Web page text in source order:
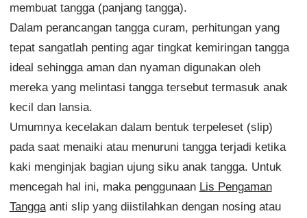
membuat tangga (panjang tangga).
Dalam perancangan tangga curam, perhitungan yang
tepat sangatlah penting agar tingkat kemiringan tangga
ideal sehingga aman dan nyaman digunakan oleh
mereka yang melintasi tangga tersebut termasuk anak
kecil dan lansia.
Umumnya kecelakan dalam bentuk terpeleset (slip)
pada saat menaiki atau menuruni tangga terjadi ketika
kaki menginjak bagian ujung siku anak tangga. Untuk
mencegah hal ini, maka penggunaan Lis Pengaman
Tanggaanti slip yang diistilahkan dengan nosing atau